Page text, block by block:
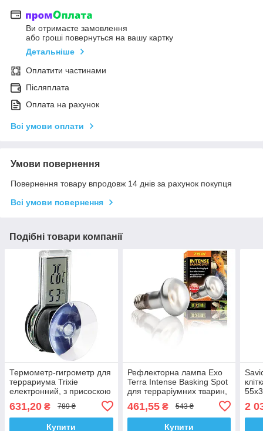
Ви отримаєте замовлення
або гроші повернуться на вашу картку
Детальніше
Оплатити частинами
Післяплата
Оплата на рахунок
Всі умови оплати
Умови повернення
Повернення товару впродовж 14 днів за рахунок покупця
Всі умови повернення
Подібні товари компанії
Термометр-гигрометр для
террариума Trixie
електронний, з присоскою
631,20 ₴ 789 ₴
Купити
Рефлекторна лампа Exo
Terra Intense Basking Spot
для терраріумних тварин,
денна, накалювання, 75
W, E27 (
461,55₴ 543 ₴
Купити
2